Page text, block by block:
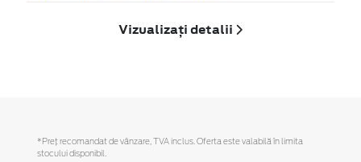
Vizualizați detalii
*Preţ recomandat de vânzare, TVA inclus. Oferta este valabilă în limita
stocului disponibil.